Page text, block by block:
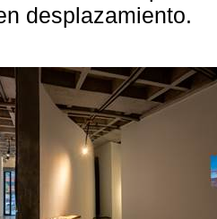
desplazamiento.